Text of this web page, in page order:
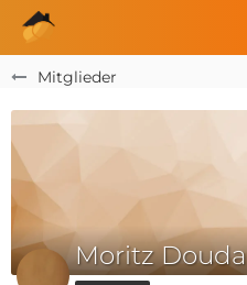
Mitglieder
Moritz Douda